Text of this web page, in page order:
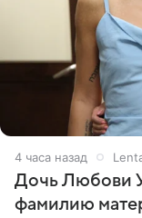
4 часа назад
Дочь Любови
фамилию